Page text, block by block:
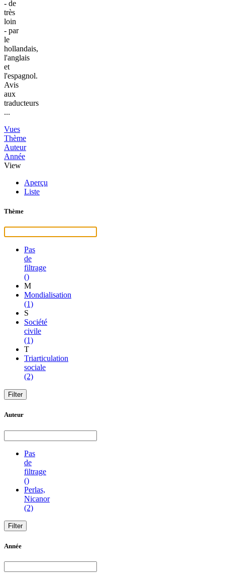
- de
très
loin
- par
le
hollandais,
l'anglais
et
l'espagnol.
Avis
aux
traducteurs
...
Vues
Thème
Auteur
Année
View
Aperçu
Liste
Thème
Pas
de
filtrage
()
M
Mondialisation
(1)
S
Société
civile
(1)
T
Triarticulation
sociale
(2)
Auteur
Pas
de
filtrage
()
Perlas,
Nicanor
(2)
Année